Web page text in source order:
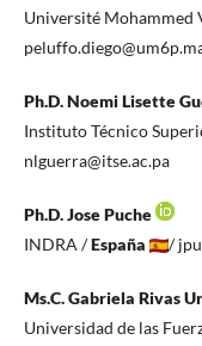
Université Mohammed
Ph.D. Noemi Lisette
Instituto Técnico
nlguerra@itse.ac.pa
Ph.D. Jose Puche
INDRA /España /
Ms.C. Gabriela Rivas
Universidad de las